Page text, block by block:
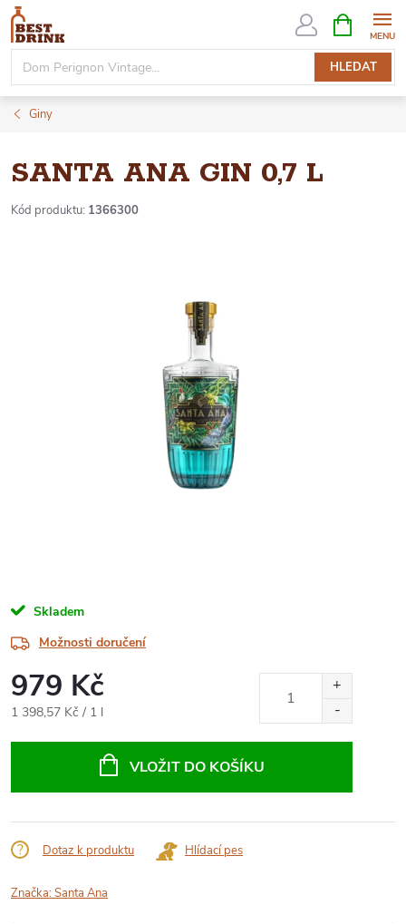
Přejít
obsah
HLEDAT
NÁKUPNÍ
KOŠÍK
Giny
SANTA ANA GIN 0,7 L
Kód produktu: 1366300
Skladem
Možnosti doručení
979 Kč
Měrná
1 398,57 Kč / 1 l
VLOŽIT DO KOŠÍKU
Dotaz k produktu Hlídací pes
Značka:Santa Ana